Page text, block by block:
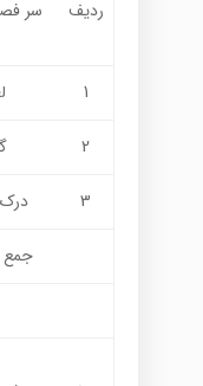
ردیف سر
1
2
3
جمع